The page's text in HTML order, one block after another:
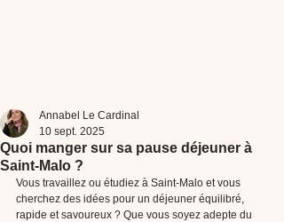
Quoi manger sur sa pause déjeuner à
Saint-Malo ?
Annabel Le Cardinal
10 sept. 2025
Vous travaillez ou étudiez à Saint-Malo et vous
cherchez des idées pour un déjeuner équilibré,
rapide et savoureux ? Que vous soyez adepte du